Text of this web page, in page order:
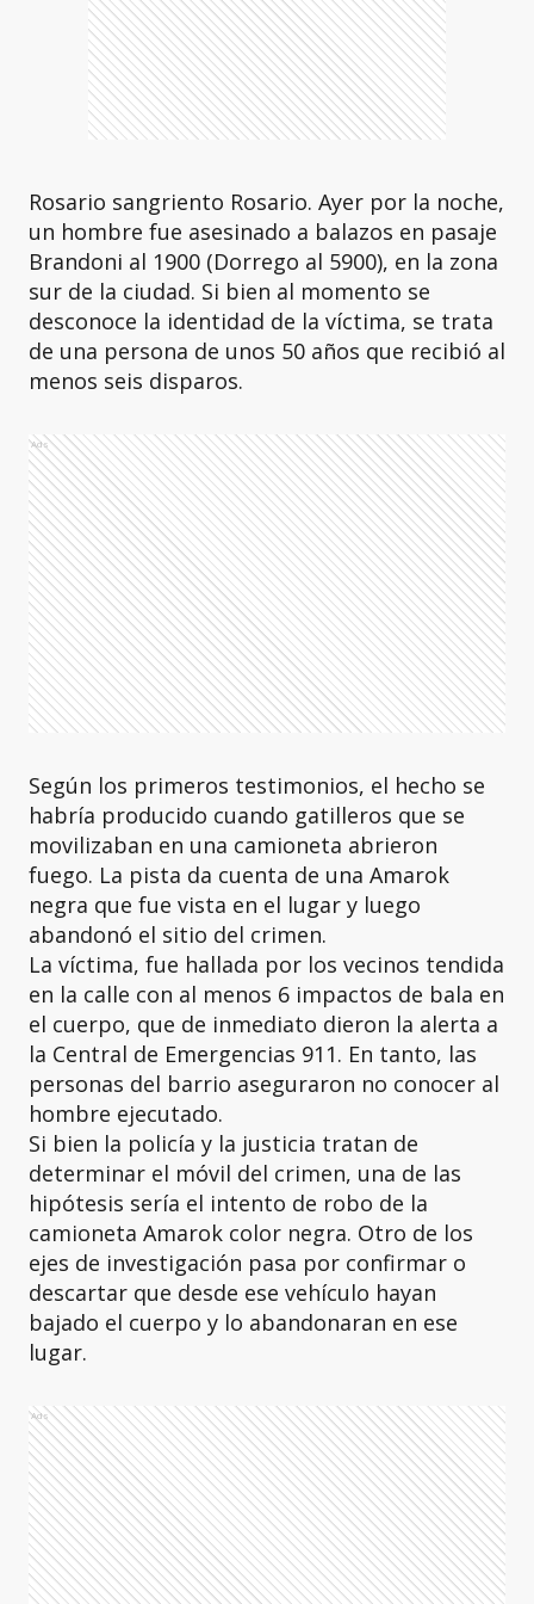
Rosario sangriento Rosario. Ayer por la noche,
un hombre fue asesinado a balazos en pasaje
Brandoni al 1900 (Dorrego al 5900), en la zona
sur de la ciudad. Si bien al momento se
desconoce la identidad de la víctima, se trata
de una persona de unos 50 años que recibió al
menos seis disparos.
Ads
Según los primeros testimonios, el hecho se
habría producido cuando gatilleros que se
movilizaban en una camioneta abrieron
fuego. La pista da cuenta de una Amarok
negra que fue vista en el lugar y luego
abandonó el sitio del crimen.
La víctima, fue hallada por los vecinos tendida
en la calle con al menos 6 impactos de bala en
el cuerpo, que de inmediato dieron la alerta a
la Central de Emergencias 911. En tanto, las
personas del barrio aseguraron no conocer al
hombre ejecutado.
Si bien la policía y la justicia tratan de
determinar el móvil del crimen, una de las
hipótesis sería el intento de robo de la
camioneta Amarok color negra. Otro de los
ejes de investigación pasa por confirmar o
descartar que desde ese vehículo hayan
bajado el cuerpo y lo abandonaran en ese
lugar.
Ads